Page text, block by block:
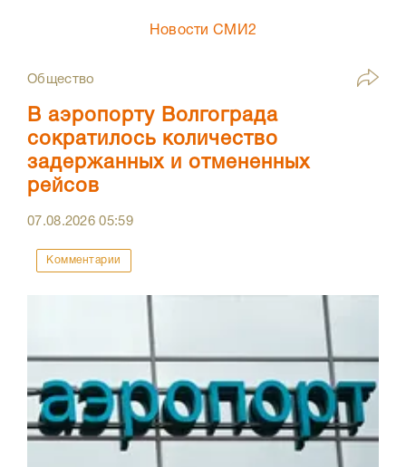
Новости СМИ2
Общество
В аэропорту Волгограда
сократилось количество
задержанных и отмененных
рейсов
07.08.202605:59
Комментарии